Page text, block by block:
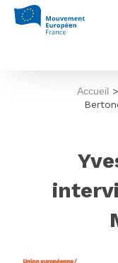
Accueil >